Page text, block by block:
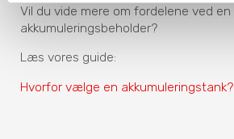
Vil du vide mere om fordelene ved en
akkumuleringsbeholder?
Læs vores guide:
Hvorfor vælge en akkumuleringstank?